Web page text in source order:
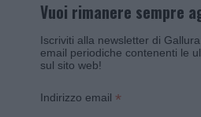
Vuoi rimanere sempre
Iscriviti alla newsletter di
email periodiche contenenti le
sul sito web!
Indirizzo email *